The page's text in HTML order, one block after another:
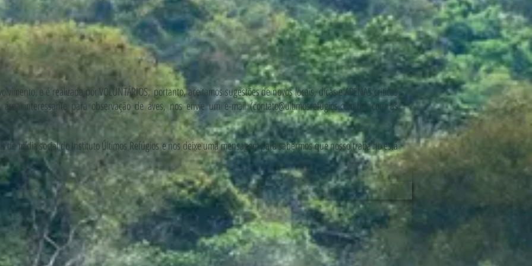
e é realizada por VOLUNTÁRIOS, portanto, aceitamos sugestões de novos locais, dicas e APENAS criticas
área interessante para observação de aves, nos envie um e-mail (contato@ultimosrefugios.com.br ) com as
de mídia social do Instituto Últimos Refúgios e nos deixe uma mensagem para sabermos que nosso trabalho está